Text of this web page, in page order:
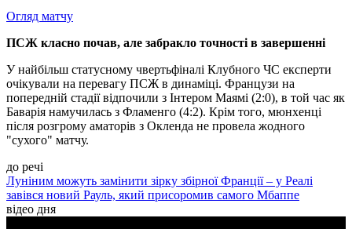
Огляд матчу
ПСЖ класно почав, але забракло точності в завершенні
У найбільш статусному чвертьфіналі Клубного ЧС експерти
очікували на перевагу ПСЖ в динаміці. Французи на
попередній стадії відпочили з Інтером Маямі (2:0), в той час як
Баварія намучилась з Фламенго (4:2). Крім того, мюнхенці
після розгрому аматорів з Окленда не провела жодного
"сухого" матчу.
до речі
Луніним можуть замінити зірку збірної Франції – у Реалі
завівся новий Рауль, який присоромив самого Мбаппе
відео дня